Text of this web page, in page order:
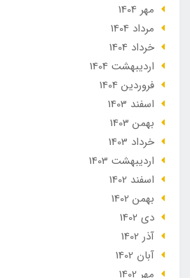
مهر 1404
مرداد 1404
خرداد 1404
ارديبهشت 1404
فروردین 1404
اسفند 1403
بهمن 1403
خرداد 1403
ارديبهشت 1403
اسفند 1402
بهمن 1402
دی 1402
آذر 1402
آبان 1402
مهر 1402